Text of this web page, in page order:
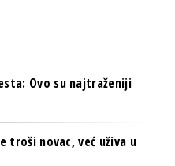
Ovo su najtraženiji
troši novac, već uživa u